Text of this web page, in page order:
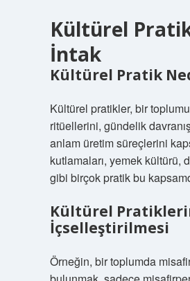
Kültürel
İntak
Kültürel Pratik
Kültürel pratikler, bir
ritüellerini, gündelik
anlam üretim süreçlerini
kutlamaları, yemek kültürü,
gibi birçok pratik bu
Kültürel
İçselleştirilmesi
Örneğin, bir toplumda